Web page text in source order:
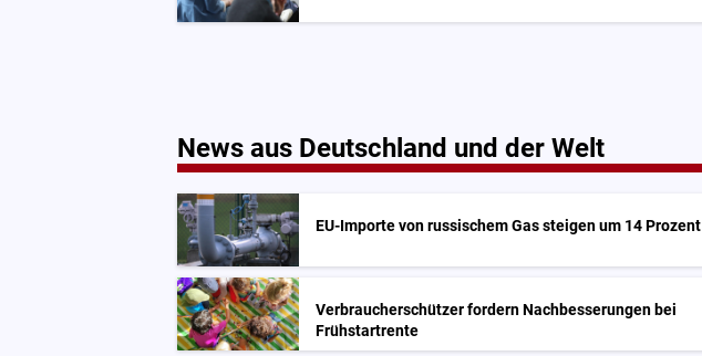
News aus Deutschland und der Welt
EU-Importe von russischem Gas steigen um 14 Prozent
Verbraucherschützer fordern Nachbesserungen bei
Frühstartrente